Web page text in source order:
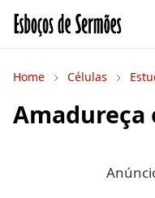
Home Células
Amadureça